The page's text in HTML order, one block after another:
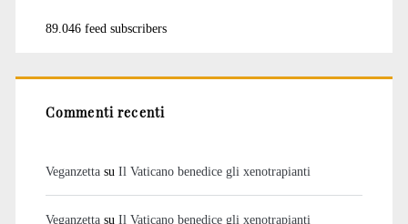
89.046 feed subscribers
Commenti recenti
Veganzettasu Il Vaticano benedice gli xenotrapianti
Veganzettasu Il Vaticano benedice gli xenotrapianti